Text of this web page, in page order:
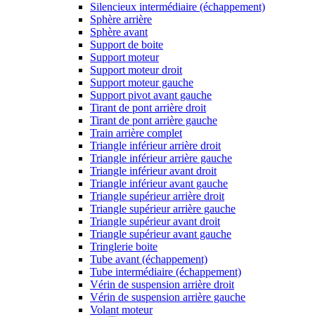
Silencieux intermédiaire (échappement)
Sphère arrière
Sphère avant
Support de boite
Support moteur
Support moteur droit
Support moteur gauche
Support pivot avant gauche
Tirant de pont arrière droit
Tirant de pont arrière gauche
Train arrière complet
Triangle inférieur arrière droit
Triangle inférieur arrière gauche
Triangle inférieur avant droit
Triangle inférieur avant gauche
Triangle supérieur arrière droit
Triangle supérieur arrière gauche
Triangle supérieur avant droit
Triangle supérieur avant gauche
Tringlerie boite
Tube avant (échappement)
Tube intermédiaire (échappement)
Vérin de suspension arrière droit
Vérin de suspension arrière gauche
Volant moteur